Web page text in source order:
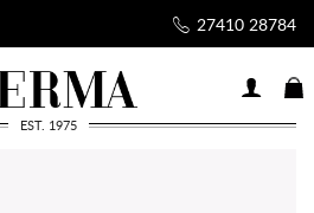
27410 28784
EST. 1975